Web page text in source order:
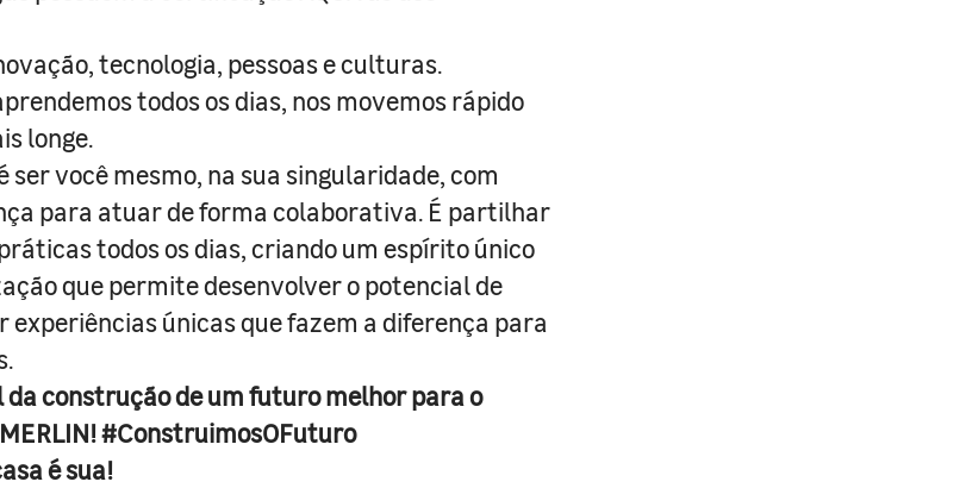
tecnologia, pessoas e culturas.
todos os dias, nos movemos rápido
longe.
ser você mesmo, na sua singularidade, com
para atuar de forma colaborativa. É partilhar
todos os dias, criando um espírito único
que permite desenvolver o potencial de
únicas que fazem a diferença para
da construção de um futuro melhor para o
MERLIN! #ConstruimosOFuturo
é sua!